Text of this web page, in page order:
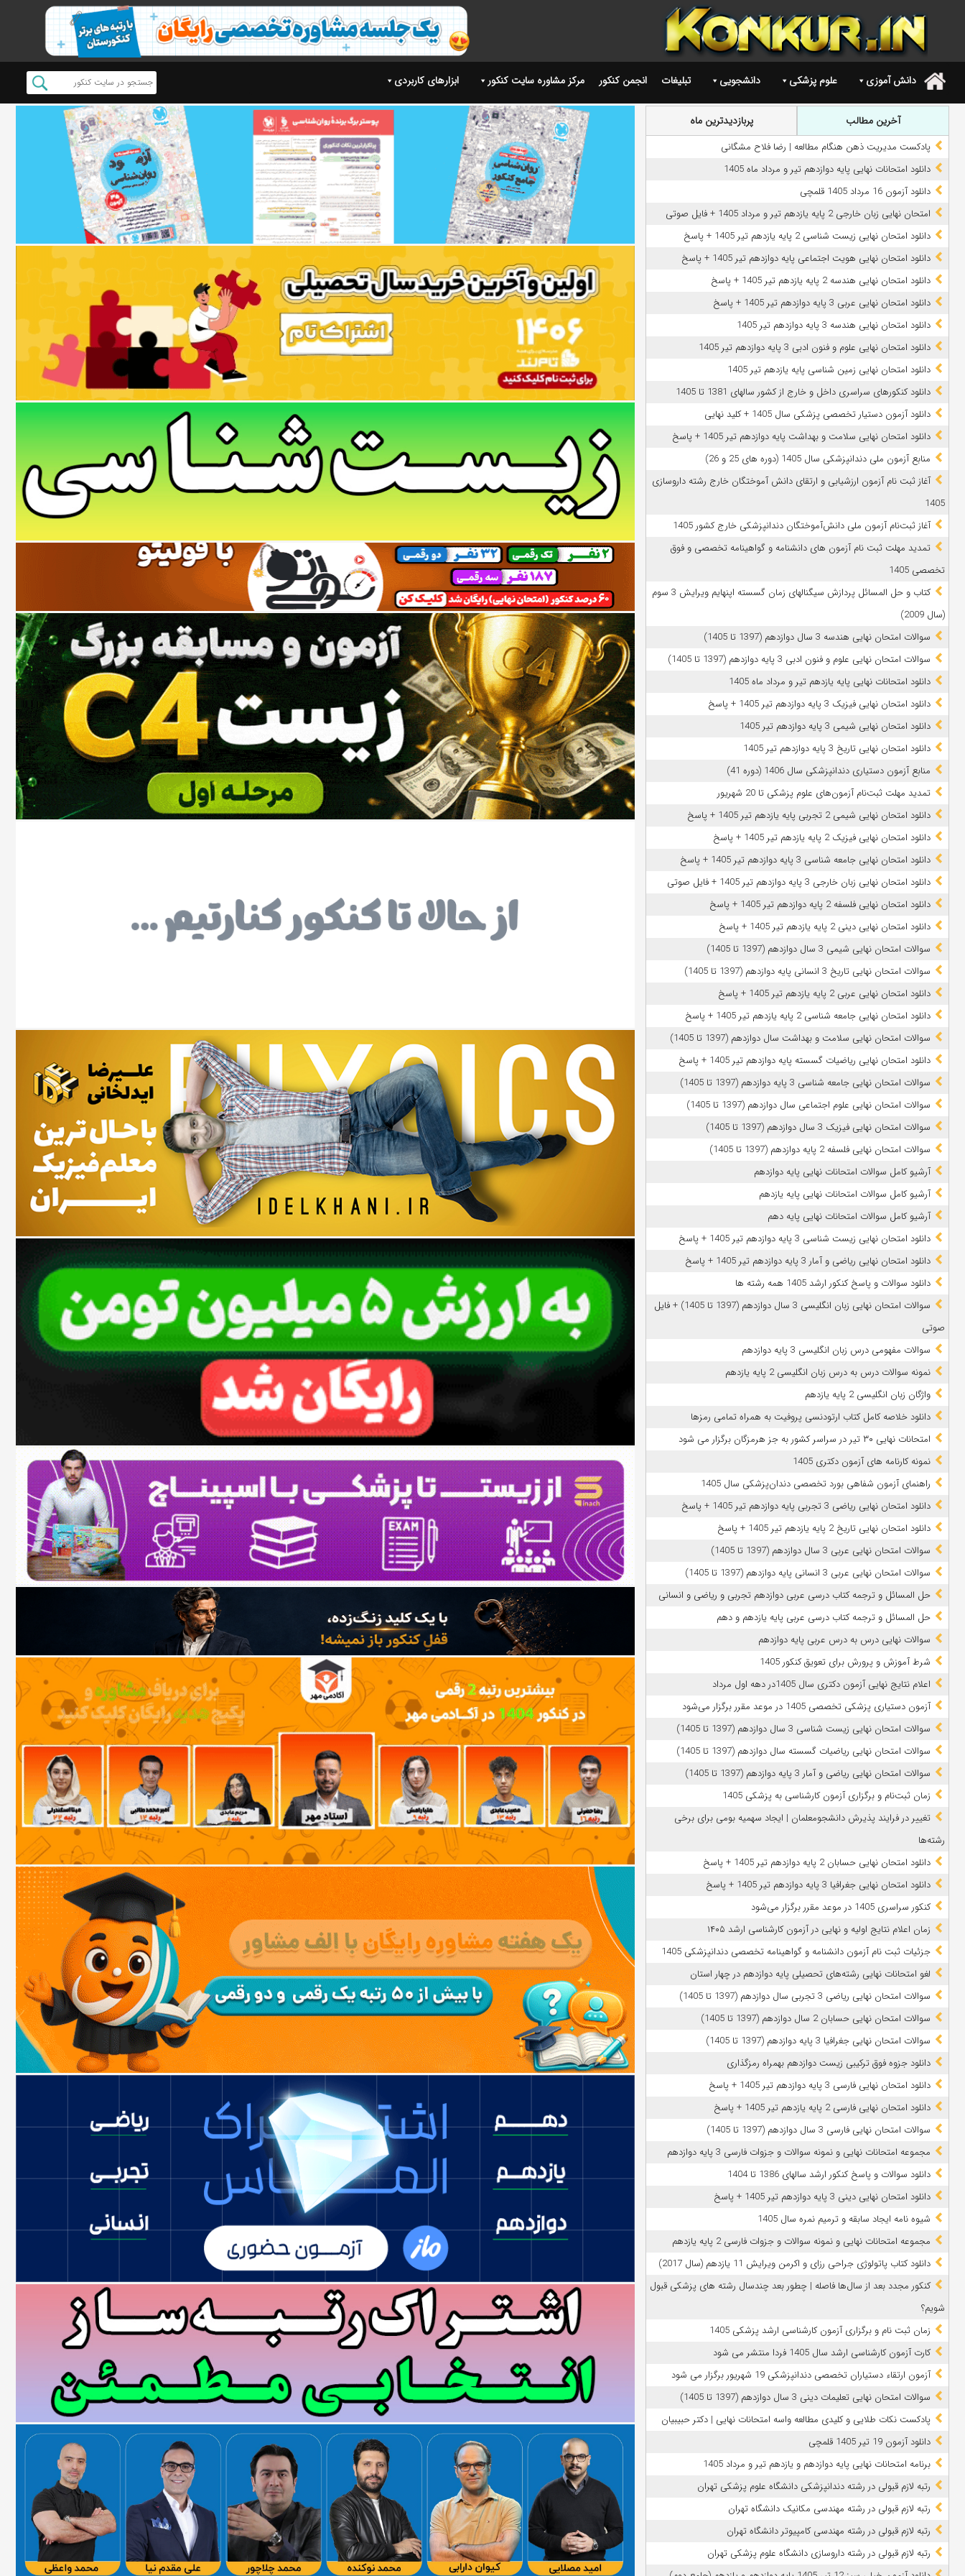
. دانش آموزی علوم پزشکی دانشجویی تبلیغات انجمن کنکور مرکز مشاوره سایت کنکور ابزارهای کاربردی
آخرین مطالب پربازدیدترین ماه
پادکست مدیریت ذهن هنگام مطالعه | رضا فلاح مشگانی
دانلود امتحانات نهایی پایه دوازدهم تیر و مرداد ماه 1405
دانلود آزمون 16 مرداد 1405 قلمچی
امتحان نهایی زبان خارجی 2 پایه یازدهم تیر و مرداد 1405 + فایل صوتی
دانلود امتحان نهایی زیست شناسی 2 پایه یازدهم تیر 1405 + پاسخ
دانلود امتحان نهایی هویت اجتماعی پایه دوازدهم تیر 1405 + پاسخ
دانلود امتحان نهایی هندسه 2 پایه یازدهم تیر 1405 + پاسخ
دانلود امتحان نهایی عربی 3 پایه دوازدهم تیر 1405 + پاسخ
دانلود امتحان نهایی هندسه 3 پایه دوازدهم تیر 1405
دانلود امتحان نهایی علوم و فنون ادبی 3 پایه دوازدهم تیر 1405
دانلود امتحان نهایی زمین شناسی پایه یازدهم تیر 1405
دانلود کنکورهای سراسری داخل و خارج از کشور سالهای 1381 تا 1405
دانلود آزمون دستیار تخصصی پزشکی سال 1405 + کلید نهایی
دانلود امتحان نهایی سلامت و بهداشت پایه دوازدهم تیر 1405 + پاسخ
ﻣﻨﺎﺑﻊ آزﻣﻮن ﻣﻠﯽ دندانپزشکی سال 1405 (دوره های 25 و 26)
آغاز ثبت نام آزمون‌ ارزشیابی و ارتقای دانش آموختگان خارج رشته داروسازی
1405
آغاز ثبت‌نام آزمون ملی دانش‌آموختگان دندانپزشکی خارج کشور 1405
تمدید مهلت ثبت نام آزمون های دانشنامه و گواهینامه تخصصی و فوق
تخصصی 1405
کتاب و حل المسائل پردازش سیگنالهای زمان گسسته اپنهایم ویرایش 3 سوم
(سال 2009)
سوالات امتحان نهایی هندسه 3 سال دوازدهم (1397 تا 1405)
سوالات امتحان نهایی علوم و فنون ادبی 3 پایه دوازدهم (1397 تا 1405)
دانلود امتحانات نهایی پایه یازدهم تیر و مرداد ماه 1405
دانلود امتحان نهایی فیزیک 3 پایه دوازدهم تیر 1405 + پاسخ
دانلود امتحان نهایی شیمی 3 پایه دوازدهم تیر 1405
دانلود امتحان نهایی تاریخ 3 پایه دوازدهم تیر 1405
منابع آزمون دستیاری دندانپزشکی سال 1406 (دوره 41)
تمدید مهلت ثبت‌نام آزمون‌های علوم پزشکی تا 20 شهریور
دانلود امتحان نهایی شیمی 2 تجربی پایه یازدهم تیر 1405 + پاسخ
دانلود امتحان نهایی فیزیک 2 پایه یازدهم تیر 1405 + پاسخ
دانلود امتحان نهایی جامعه شناسی 3 پایه دوازدهم تیر 1405 + پاسخ
دانلود امتحان نهایی زبان خارجی 3 پایه دوازدهم تیر 1405 + فایل صوتی
دانلود امتحان نهایی فلسفه 2 پایه دوازدهم تیر 1405 + پاسخ
دانلود امتحان نهایی دینی 2 پایه یازدهم تیر 1405 + پاسخ
سوالات امتحان نهایی شیمی 3 سال دوازدهم (1397 تا 1405)
سوالات امتحان نهایی تاریخ 3 انسانی پایه دوازدهم (1397 تا 1405)
دانلود امتحان نهایی عربی 2 پایه یازدهم تیر 1405 + پاسخ
دانلود امتحان نهایی جامعه شناسی 2 پایه یازدهم تیر 1405 + پاسخ
سوالات امتحان نهایی سلامت و بهداشت سال دوازدهم (1397 تا 1405)
دانلود امتحان نهایی ریاضیات گسسته پایه دوازدهم تیر 1405 + پاسخ
سوالات امتحان نهایی جامعه شناسی 3 پایه دوازدهم (1397 تا 1405)
سوالات امتحان نهایی علوم اجتماعی سال دوازدهم (1397 تا 1405)
سوالات امتحان نهایی فیزیک 3 سال دوازدهم (1397 تا 1405)
سوالات امتحان نهایی فلسفه 2 پایه دوازدهم (1397 تا 1405)
آرشیو کامل سوالات امتحانات نهایی پایه دوازدهم
آرشیو کامل سوالات امتحانات نهایی پایه یازدهم
آرشیو کامل سوالات امتحانات نهایی پایه دهم
دانلود امتحان نهایی زیست شناسی 3 پایه دوازدهم تیر 1405 + پاسخ
دانلود امتحان نهایی ریاضی و آمار 3 پایه دوازدهم تیر 1405 + پاسخ
دانلود سوالات و پاسخ کنکور ارشد 1405 همه رشته ها
سوالات امتحان نهایی زبان انگلیسی 3 سال دوازدهم (1397 تا 1405) + فایل
صوتی
سوالات مفهومی درس زبان انگلیسی 3 پایه دوازدهم
نمونه سوالات درس به درس زبان انگلیسی 2 پایه یازدهم
واژگان زبان انگلیسی 2 پایه یازدهم
دانلود خلاصه کامل کتاب ارتودنسی پروفیت به همراه تمامی رمزها
امتحانات نهایی ۳۰ تیر در سراسر کشور به جز هرمزگان برگزار می شود
نمونه کارنامه های آزمون دکتری 1405
راهنمای آزمون شفاهی بورد تخصصی دندان‌پزشکی سال 1405
دانلود امتحان نهایی ریاضی 3 تجربی پایه دوازدهم تیر 1405 + پاسخ
دانلود امتحان نهایی تاریخ 2 پایه یازدهم تیر 1405 + پاسخ
سوالات امتحان نهایی عربی 3 سال دوازدهم (1397 تا 1405)
سوالات امتحان نهایی عربی 3 انسانی پایه دوازدهم (1397 تا 1405)
حل المسائل و ترجمه کتاب درسی عربی دوازدهم تجربی و ریاضی و انسانی
حل المسائل و ترجمه کتاب درسی عربی پایه یازدهم و دهم
سوالات نهایی درس به درس عربی پایه دوازدهم
شرط آموزش و پرورش برای تعویق کنکور 1405
اعلام نتایج نهایی آزمون دکتری سال 1405در دهه اول مرداد
آزمون دستیاری پزشکی تخصصی 1405 در موعد مقرر برگزار می‌شود
سوالات امتحان نهایی زیست شناسی 3 سال دوازدهم (1397 تا 1405)
سوالات امتحان نهایی ریاضیات گسسته سال دوازدهم (1397 تا 1405)
سوالات امتحان نهایی ریاضی و آمار 3 پایه دوازدهم (1397 تا 1405)
زمان ثبت‌نام و برگزاری آزمون کارشناسی به پزشکی 1405
تغییر در فرایند پذیرش دانشجومعلمان | ایجاد سهمیه بومی برای برخی
رشته‌ها
دانلود امتحان نهایی حسابان 2 پایه دوازدهم تیر 1405 + پاسخ
دانلود امتحان نهایی جغرافیا 3 پایه دوازدهم تیر 1405 + پاسخ
کنکور سراسری 1405 در موعد مقرر برگزار می‌شود
زمان اعلام نتایج اولیه و نهایی در آزمون کارشناسی ارشد ۱۴۰۵
جزئیات ثبت نام آزمون دانشنامه و گواهینامه تخصصی دندانپزشکی 1405
لغو امتحانات نهایی رشته‌های تحصیلی پایه دوازدهم در چهار استان
سوالات امتحان نهایی ریاضی 3 تجربی سال دوازدهم (1397 تا 1405)
سوالات امتحان نهایی حسابان 2 سال دوازدهم (1397 تا 1405)
سوالات امتحان نهایی جغرافیا 3 پایه دوازدهم (1397 تا 1405)
دانلود جزوه فوق ترکیبی زیست دوازدهم بهمراه رمزگذاری
دانلود امتحان نهایی فارسی 3 پایه دوازدهم تیر 1405 + پاسخ
دانلود امتحان نهایی فارسی 2 پایه یازدهم تیر 1405 + پاسخ
سوالات امتحان نهایی فارسی 3 سال دوازدهم (1397 تا 1405)
مجموعه امتحانات نهایی و نمونه سوالات و جزوات فارسی 3 پایه دوازدهم
دانلود سوالات و پاسخ کنکور ارشد سالهای 1386 تا 1404
دانلود امتحان نهایی دینی 3 پایه دوازدهم تیر 1405 + پاسخ
شیوه نامه ایجاد سابقه و ترمیم نمره سال 1405
مجموعه امتحانات نهایی و نمونه سوالات و جزوات فارسی 2 پایه یازدهم
دانلود کتاب پاتولوژی جراحی رزای و اکرمن ویرایش 11 یازدهم (سال 2017)
کنکور مجدد بعد از سال‌ها فاصله | چطور بعد چندسال رشته‌ های پزشکی قبول
شویم؟
زمان ثبت نام و برگزاری آزمون کارشناسی ارشد پزشکی 1405
کارت آزمون کارشناسی ارشد سال 1405 فردا منتشر می شود
آزمون ارتقاء دستیاران تخصصی دندانپزشکی 19 شهریور برگزار می شود
سوالات امتحان نهایی تعلیمات دینی 3 سال دوازدهم (1397 تا 1405)
پادکست نکات طلایی و کلیدی مطالعه واسه امتحانات نهایی | دکتر حبیبیان
دانلود آزمون 19 تیر 1405 قلمچی
برنامه امتحانات نهایی پایه دوازدهم و یازدهم تیر و مرداد 1405
رتبه لازم قبولی در رشته دندانپزشکی دانشگاه علوم پزشکی تهران
رتبه لازم قبولی در رشته مهندسی مکانیک دانشگاه تهران
رتبه لازم قبولی در رشته مهندسی کامپیوتر دانشگاه تهران
رتبه لازم قبولی در رشته داروسازی دانشگاه علوم پزشکی تهران